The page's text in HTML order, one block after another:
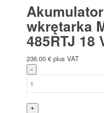
wkrętarka
485RTJ 18
236,00 € plus VAT